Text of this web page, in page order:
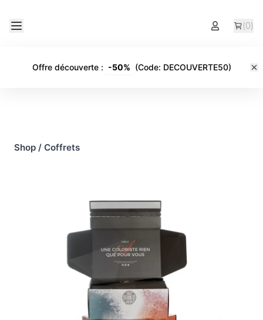
(0)
Offre découverte: -50% (Code: DECOUVERTE50)
Shop / Coffrets